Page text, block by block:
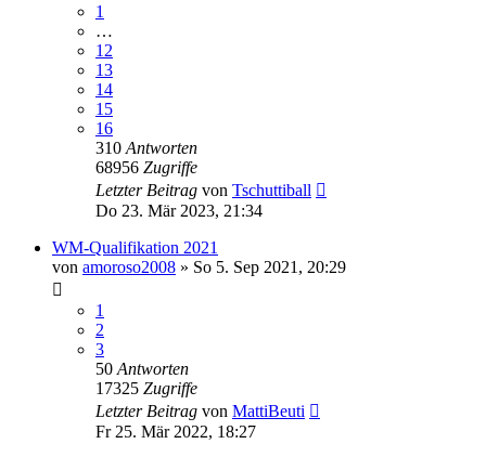
1
…
12
13
14
15
16
310 Antworten
68956 Zugriffe
Letzter Beitrag von Tschuttiball
Do 23. Mär 2023, 21:34
WM-Qualifikation 2021
von amoroso2008 » So 5. Sep 2021, 20:29
1
2
3
50 Antworten
17325 Zugriffe
Letzter Beitrag von MattiBeuti
Fr 25. Mär 2022, 18:27